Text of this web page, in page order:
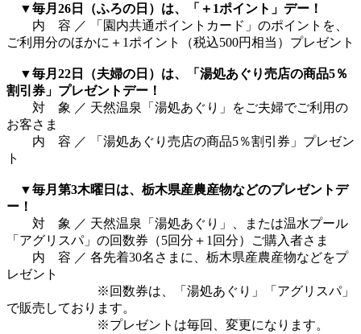
▼毎月26日（ふろの日）は、「＋1ポイント」デー！
内 容 ／ 「園内共通ポイントカード」のポイントを、
ご利用分のほかに＋1ポイント（税込500円相当）プレゼント
▼毎月22日（夫婦の日）は、「湯処あぐり売店の商品5％
割引券」プレゼントデー！
対 象 ／ 天然温泉「湯処あぐり」をご夫婦でご利用の
お客さま
内 容 ／ 「湯処あぐり売店の商品5％割引券」プレゼン
ト
▼毎月第3木曜日は、栃木県産農産物などのプレゼントデ
ー！
対 象 ／ 天然温泉「湯処あぐり」、または温水プール
「アグリスパ」の回数券（5回分＋1回分）ご購入者さま
内 容 ／ 各先着30名さまに、栃木県産農産物などをプ
レゼント
※回数券は、「湯処あぐり」「アグリスパ」
で販売しております。
※プレゼントは毎回、変更になります。